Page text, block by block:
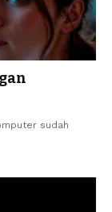
sudah